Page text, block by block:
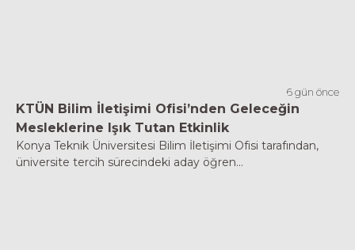
6 gün önce
KTÜN Bilim İletişimi Ofisi’nden Geleceğin
Mesleklerine Işık Tutan Etkinlik
Konya Teknik Üniversitesi Bilim İletişimi Ofisi tarafından,
üniversite tercih sürecindeki aday öğren...